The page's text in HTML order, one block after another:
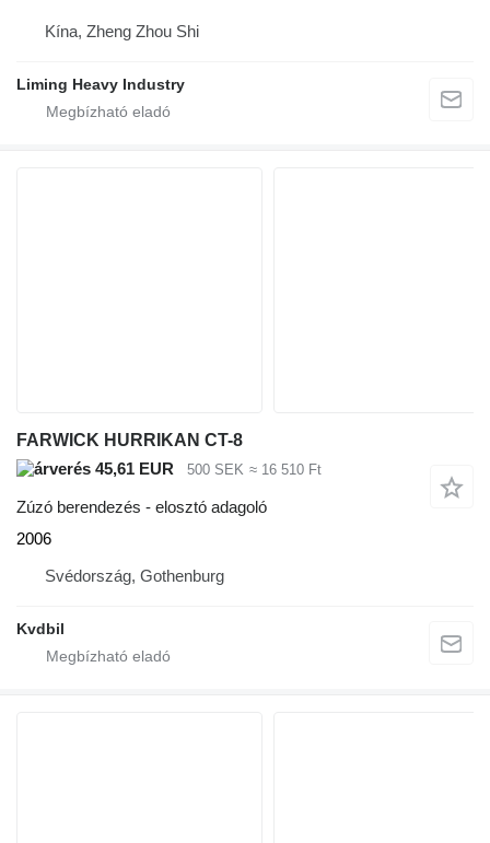
Kína, Zheng Zhou Shi
Liming Heavy Industry
FARWICK HURRIKAN CT-8
45,61 EUR
500 SEK ≈ 16 510 Ft
Zúzó berendezés - elosztó adagoló
2006
Svédország, Gothenburg
Kvdbil